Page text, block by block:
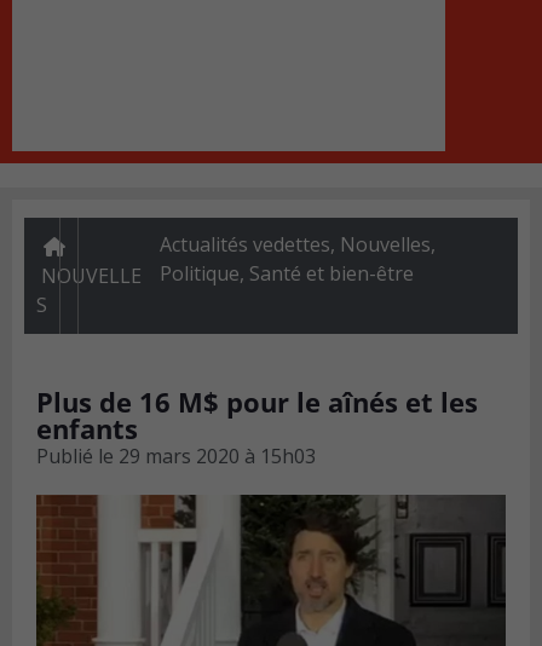
NOUVELLE
S
Actualités vedettes, Nouvelles,
Politique, Santé et bien-être
Plus de 16 M$ pour le aînés et les
enfants
Publié le 29 mars 2020 à 15h03